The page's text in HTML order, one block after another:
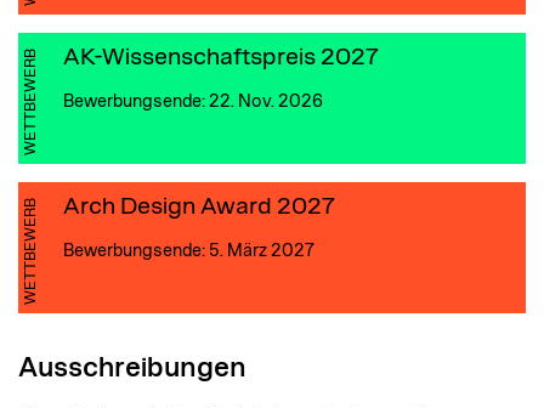
WETTBEWERB AK-Wissen­schafts­preis 2027
Bewerbungsende: 22. Nov. 2026
WETTBEWERB Arch Design Award 2027
Bewerbungsende: 5. März 2027
Ausschreibungen